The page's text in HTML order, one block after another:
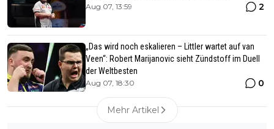
Aug 07, 13:59 2
„Das wird noch eskalieren – Littler wartet auf van
Veen“: Robert Marijanovic sieht Zündstoff im Duell
der Weltbesten
Aug 07, 18:30 0
Mehr Artikel